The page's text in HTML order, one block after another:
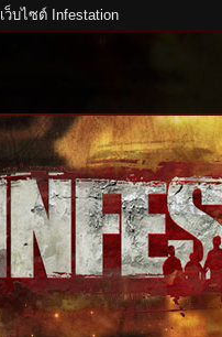
เว็บไซต์ Infestation